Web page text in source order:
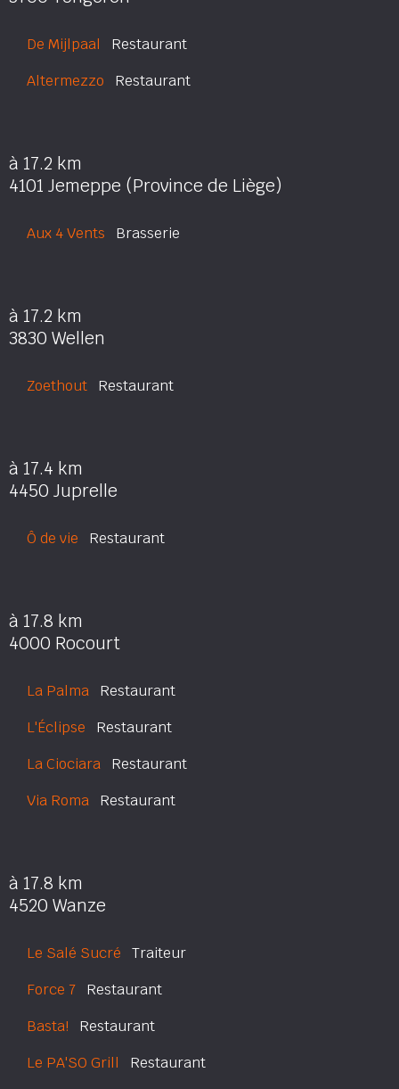
De Mijlpaal Restaurant
Altermezzo Restaurant
à 17.2 km
4101 Jemeppe (Province de Liège)
Aux 4 Vents Brasserie
à 17.2 km
3830 Wellen
Zoethout Restaurant
à 17.4 km
4450 Juprelle
Ô de vie Restaurant
à 17.8 km
4000 Rocourt
La Palma Restaurant
L'Éclipse Restaurant
La Ciociara Restaurant
Via Roma Restaurant
à 17.8 km
4520 Wanze
Le Salé Sucré Traiteur
Force 7 Restaurant
Basta! Restaurant
Le PA'SO Grill Restaurant